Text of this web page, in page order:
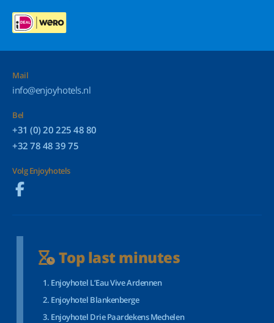
Mail
info@enjoyhotels.nl
Bel
+31 (0) 20 225 48 80
+32 78 48 39 75
Volg Enjoyhotels
Top last minutes
Enjoyhotel L’Eau Vive Ardennen
Enjoyhotel Blankenberge
Enjoyhotel Drie Paardekens Mechelen